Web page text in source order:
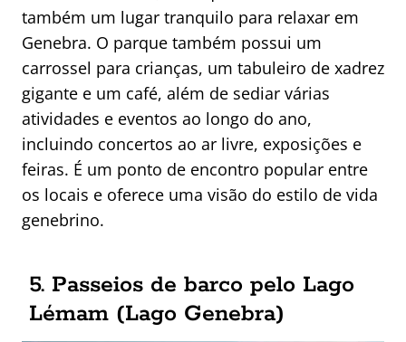
também um lugar tranquilo para relaxar em
Genebra. O parque também possui um
carrossel para crianças, um tabuleiro de xadrez
gigante e um café, além de sediar várias
atividades e eventos ao longo do ano,
incluindo concertos ao ar livre, exposições e
feiras. É um ponto de encontro popular entre
os locais e oferece uma visão do estilo de vida
genebrino.
5. Passeios de barco pelo Lago
Lémam (Lago Genebra)